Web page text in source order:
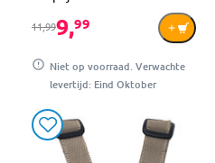
11,999,99
Niet op voorraad. Verwachte
levertijd: Eind Oktober